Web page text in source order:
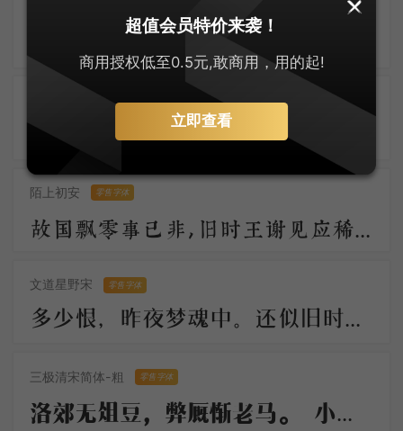
安景臣手书仿宋 零售字体
陌上初安 零售字体
故国飘零事已非，旧时王谢见应稀。月明汉水初无影，雪满梁园尚未归。柳絮池塘香入梦，梨花庭院冷侵衣。
文道星野宋 零售字体
多少恨，昨夜梦魂中。还似旧时游上苑，车如流水马如龙；花月正春风！
三极清宋简体-粗 零售字体
洛郊无俎豆，弊厩惭老马。 小雁过炉峰，影落楚水下。 长船倚云泊，石镜秋凉夜。 岂解有乡情，弄月聊呜哑
超值会员特价来袭！
商用授权低至0.5元,敢商用，用的起!
立即查看